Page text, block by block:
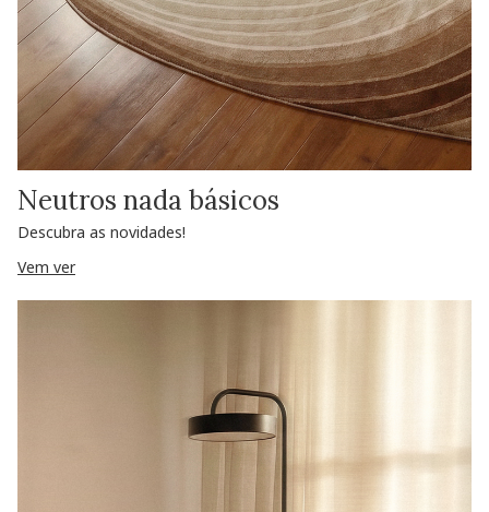
Neutros nada básicos
Descubra as novidades!
Vem ver